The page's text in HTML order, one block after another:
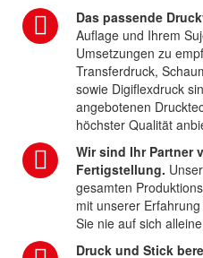
Das passende
Auflage und Ihrem
Umsetzungen zu
Transferdruck,
sowie Digiflexdruck
angebotenen
höchster Qualität
Wir sind Ihr Partner
Fertigstellung.
gesamten
mit unserer
Sie nie auf sich
Druck und Stick